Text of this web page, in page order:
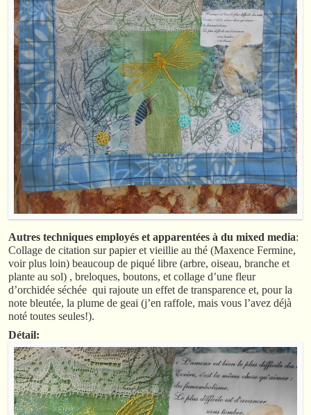
Autres techniques employés et apparentées à du mixed media:
Collage de citation sur papier et vieillie au thé (Maxence Fermine,
voir plus loin) beaucoup de piqué libre (arbre, oiseau, branche et
plante au sol) , breloques, boutons, et collage d’une fleur
d’orchidée séchée qui rajoute un effet de transparence et, pour la
note bleutée, la plume de geai (j’en raffole, mais vous l’avez déjà
noté toutes seules!).
Détail: